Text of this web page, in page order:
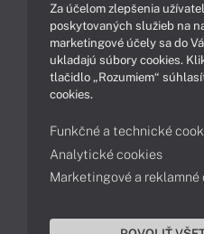
Ako nakupovať
Podpora a servis
043 4224 771
Za účelom zlepšenia
poskytovaných služieb na
marketingové účely sa do
ukladajú súbory cookies.
tlačidlo „Rozumiem“
cookies.
Funkčné a technické
Analytické cookies
Marketingové a reklamné